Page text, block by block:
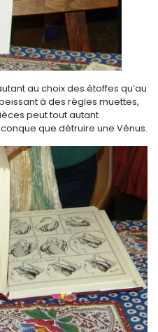
au choix des étoffes qu’au
à des règles muettes,
peut tout autant
que détruire une Vénus.